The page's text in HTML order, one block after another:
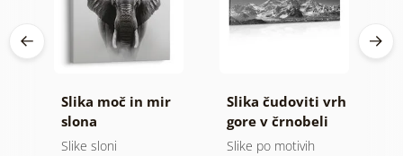
Slika moč in mir
slona
Slike sloni
Slika čudoviti vrh
gore v črnobeli
izvedbi
Slike po motivih